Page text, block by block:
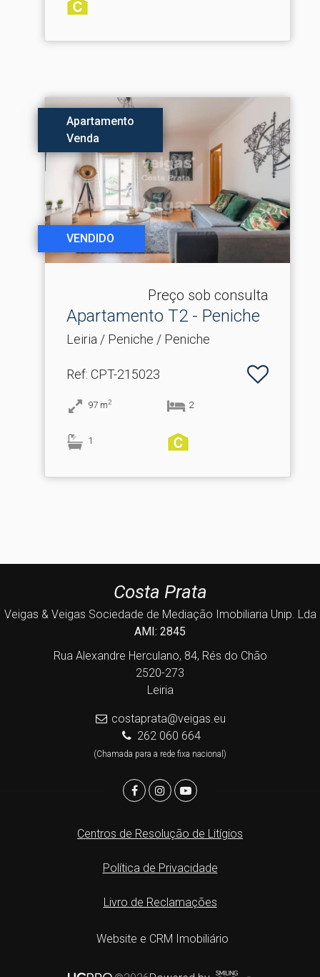
Apartamento
Venda
VENDIDO
Preço sob consulta
Apartamento T2 - Peniche
Leiria / Peniche / Peniche
Ref: CPT-215023
97 m2 2
1
Costa Prata
Veigas & Veigas Sociedade de Mediação Imobiliaria Unip. Lda
AMI: 2845
Rua Alexandre Herculano, 84, Rés do Chão
2520-273
Leiria
costaprata@veigas.eu
262 060 664
(Chamada para a rede fixa nacional)
Centros de Resolução de Litígios
Política de Privacidade
Livro de Reclamações
Website e CRM Imobiliário